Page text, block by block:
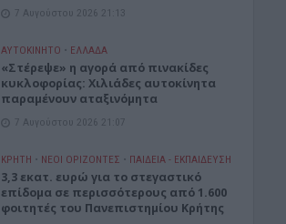
7 Αυγούστου 2026 21:13
ΑΥΤΟΚΙΝΗΤΟ • ΕΛΛΑΔΑ
«Στέρεψε» η αγορά από πινακίδες
κυκλοφορίας: Χιλιάδες αυτοκίνητα
παραμένουν αταξινόμητα
7 Αυγούστου 2026 21:07
ΚΡΗΤΗ • ΝΕΟΙ ΟΡΙΖΟΝΤΕΣ • ΠΑΙΔΕΙΑ - ΕΚΠΑΙΔΕΥΣΗ
3,3 εκατ. ευρώ για το στεγαστικό
επίδομα σε περισσότερους από 1.600
φοιτητές του Πανεπιστημίου Κρήτης